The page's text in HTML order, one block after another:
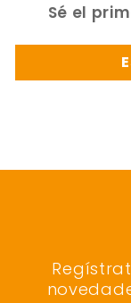
Sé el